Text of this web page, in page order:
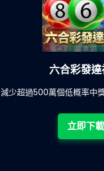
六合彩發
減少超過500萬個低概率中
立即下載